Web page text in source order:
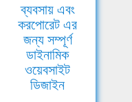
ব্যবসায় এবং
করপোরেট এর
জন্য সম্পূর্ণ
ডাইনামিক
ওয়েবসাইট
ডিজাইন